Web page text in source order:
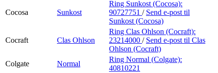
Cocosa Sunkost
Ring Sunkost (Cocosa):
90727751 / Send e-post til
Sunkost (Cocosa)
Cocraft Clas Ohlson
Ring Clas Ohlson (Cocraft):
23214000 / Send e-post til Clas
Ohlson (Cocraft)
Colgate
Normal
Ring Normal (Colgate):
40810221